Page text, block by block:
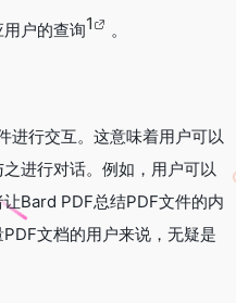
户的查询1 。
进行交互。这意味着用户可以
进行对话。例如，用户可以
Bard PDF总结PDF文件的内
文档的用户来说，无疑是